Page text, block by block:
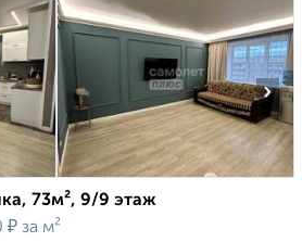
›
73м², 9/9 этаж
₽ за м²